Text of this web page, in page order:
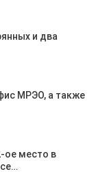
и два
МРЭО, а также
ое место в